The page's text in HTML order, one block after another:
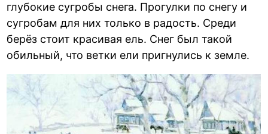
глубокие сугробы снега. Прогулки по снегу и
сугробам для них только в радость. Среди
берёз стоит красивая ель. Снег был такой
обильный, что ветки ели пригнулись к земле.